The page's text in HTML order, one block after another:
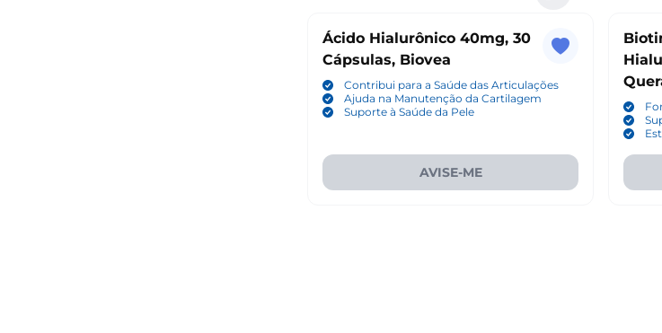
Ácido Hialurônico 40mg, 30
Cápsulas, Biovea
Contribui para a Saúde das Articulações
Ajuda na Manutenção da Cartilagem
Suporte à Saúde da Pele
AVISE-ME